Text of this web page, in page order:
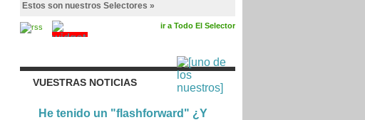
Estos son nuestros Selectores »
ir a Todo El Selector
VUESTRAS NOTICIAS
He tenido un "flashforward" ¿Y